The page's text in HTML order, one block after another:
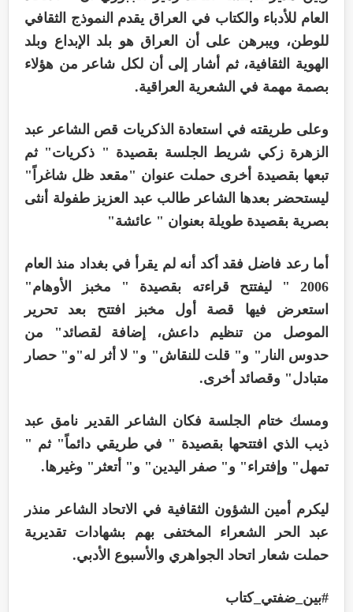
العام للأدباء والكتاب في العراق يقدم النموذج الثقافي
للوطن، ويبرهن على أن العراق هو بلد الإبداع وبلد
الهوية الثقافية، ثم أشار إلى أن لكل شاعر من هؤلاء
بصمة مهمة في الشعرية العراقية.
وعلى طريقته في استعادة الذكريات قص الشاعر عبد
الزهرة زكي شريط الجلسة بقصيدة " ذكريات" ثم
تبعها بقصيدة أخرى حملت عنوان "مقعد ظل شاغراً"
ليستحضر بعدها الشاعر طالب عبد العزيز طفولة أنثى
بصرية بقصيدة طويلة بعنوان " عائشة"
أما رعد فاضل فقد أكد أنه لم يقرأ في بغداد منذ العام
2006 " ليفتتح قراءته بقصيدة " مخبز الأوهام"
استعرض فيها قصة أول مخبز افتتح بعد تحرير
الموصل من تنظيم داعش، إضافة لقصائد" من
حدوس النار" و" قلت للنقاش" و" لا أثر له"و" حصار
متبادل" وقصائد أخرى.
ومسك ختام الجلسة فكان الشاعر القدير نامق عبد
ذيب الذي افتتحها بقصيدة " في طريقي دائماً" ثم "
تمهل" وإفتراء" و" صفر اليدين" و" أتعثر" وغيرها.
ليكرم أمين الشؤون الثقافية في الاتحاد الشاعر منذر
عبد الحر الشعراء المختفى بهم بشهادات تقديرية
حملت شعار اتحاد الجواهري والأسبوع الأدبي.
#بين_ضفتي_كتاب